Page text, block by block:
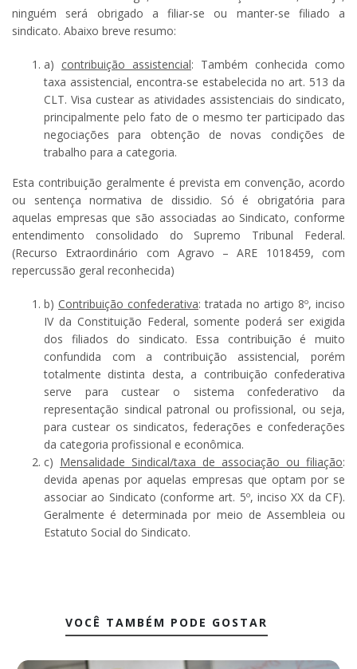
ninguém será obrigado a filiar-se ou manter-se filiado a
sindicato. Abaixo breve resumo:
a) contribuição assistencial: Também conhecida como
taxa assistencial, encontra-se estabelecida no art. 513 da
CLT. Visa custear as atividades assistenciais do sindicato,
principalmente pelo fato de o mesmo ter participado das
negociações para obtenção de novas condições de
trabalho para a categoria.
Esta contribuição geralmente é prevista em convenção, acordo
ou sentença normativa de dissidio. Só é obrigatória para
aquelas empresas que são associadas ao Sindicato, conforme
entendimento consolidado do Supremo Tribunal Federal.
(Recurso Extraordinário com Agravo – ARE 1018459, com
repercussão geral reconhecida)
b) Contribuição confederativa: tratada no artigo 8º, inciso
IV da Constituição Federal, somente poderá ser exigida
dos filiados do sindicato. Essa contribuição é muito
confundida com a contribuição assistencial, porém
totalmente distinta desta, a contribuição confederativa
serve para custear o sistema confederativo da
representação sindical patronal ou profissional, ou seja,
para custear os sindicatos, federações e confederações
da categoria profissional e econômica.
c) Mensalidade Sindical/taxa de associação ou filiação:
devida apenas por aquelas empresas que optam por se
associar ao Sindicato (conforme art. 5º, inciso XX da CF).
Geralmente é determinada por meio de Assembleia ou
Estatuto Social do Sindicato.
VOCÊ TAMBÉM PODE GOSTAR